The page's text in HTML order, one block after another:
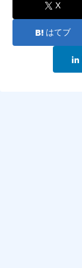
X
はてブ